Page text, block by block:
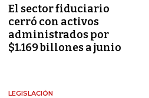
El sector fiduciario
cerró con activos
administrados por
$1.169 billones a junio
LEGISLACIÓN